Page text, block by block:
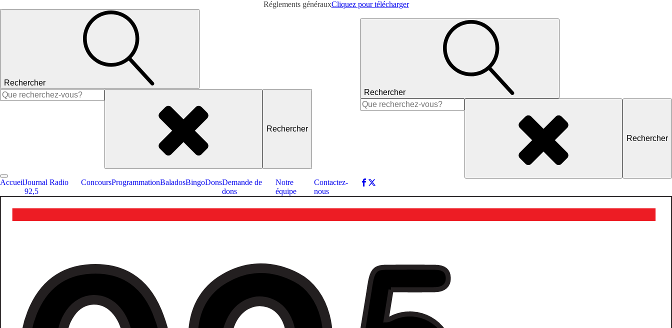
Réglements générauxCliquez pour télécharger
Rechercher
Rechercher :
AccueilJournal Radio
92,5
ConcoursProgrammationBaladosBingoDonsDemande de
dons
Notre
équipe
Contactez-
nous
Rechercher
Rechercher :